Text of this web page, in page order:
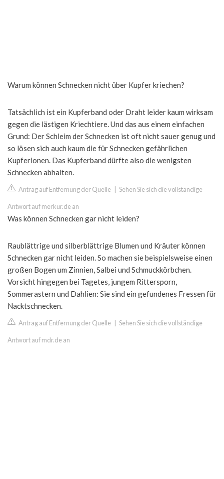
Warum können Schnecken nicht über Kupfer kriechen?
Tatsächlich ist ein Kupferband oder Draht leider kaum wirksam
gegen die lästigen Kriechtiere. Und das aus einem einfachen
Grund: Der Schleim der Schnecken ist oft nicht sauer genug und
so lösen sich auch kaum die für Schnecken gefährlichen
Kupferionen. Das Kupferband dürfte also die wenigsten
Schnecken abhalten.
Antrag auf Entfernung der Quelle Sehen Sie sich die vollständige
Antwort auf merkur.de an
Was können Schnecken gar nicht leiden?
Raublättrige und silberblättrige Blumen und Kräuter können
Schnecken gar nicht leiden. So machen sie beispielsweise einen
großen Bogen um Zinnien, Salbei und Schmuckkörbchen.
Vorsicht hingegen bei Tagetes, jungem Rittersporn,
Sommerastern und Dahlien: Sie sind ein gefundenes Fressen für
Nacktschnecken.
Antrag auf Entfernung der Quelle Sehen Sie sich die vollständige
Antwort auf mdr.de an